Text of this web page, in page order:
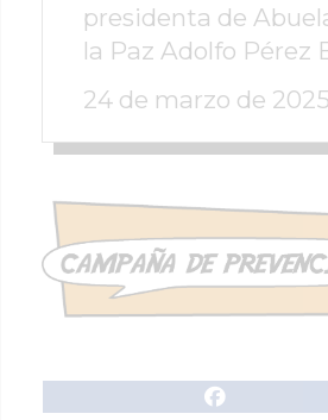
presidenta de
la Paz Adolfo Pérez
24 de marzo de 2025